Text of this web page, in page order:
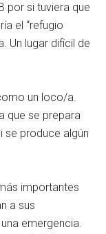
por si tuviera que
el “refugio
Un lugar difícil de
un loco/a.
que se prepara
se produce algún
importantes
a sus
emergencia.